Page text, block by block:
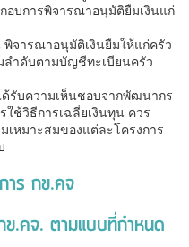
อบการพิจารณาอนุมัติยืมเงินแก่
จารณาอนุมัติเงินยืมให้แก่ครัว
ลำดับตามบัญชีทะเบียนครัว
รับความเห็นชอบจากพัฒนากร
ช้วิธีการเฉลี่ยเงินทุน ควร
หมาะสมของแต่ละโครงการ
าร กข.คจ
.คจ. ตามแบบที่กำหนด